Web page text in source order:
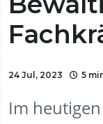
24 Jul, 2023 5
Im